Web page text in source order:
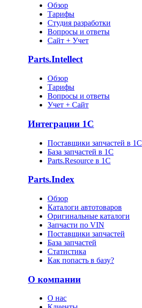
Обзор
Тарифы
Студия разработки
Вопросы и ответы
Сайт + Учет
Parts.Intellect
Обзор
Тарифы
Вопросы и ответы
Учет + Сайт
Интеграции 1С
Поставщики запчастей в 1C
База запчастей в 1С
Parts.Resource в 1C
Parts.Index
Обзор
Каталоги автотоваров
Оригинальные каталоги
Запчасти по VIN
Поставщики запчастей
База запчастей
Статистика
Как попасть в базу?
О компании
О нас